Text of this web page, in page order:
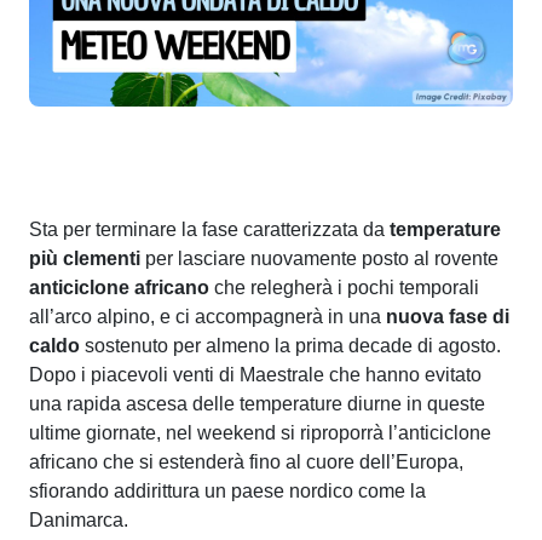
Sta per terminare la fase caratterizzata da temperature
più clementi per lasciare nuovamente posto al rovente
anticiclone africano che relegherà i pochi temporali
all’arco alpino, e ci accompagnerà in una nuova fase di
caldo sostenuto per almeno la prima decade di agosto.
Dopo i piacevoli venti di Maestrale che hanno evitato
una rapida ascesa delle temperature diurne in queste
ultime giornate, nel weekend si riproporrà l’anticiclone
africano che si estenderà fino al cuore dell’Europa,
sfiorando addirittura un paese nordico come la
Danimarca.